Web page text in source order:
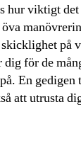
hur viktigt
på
för de
En
att utrusta